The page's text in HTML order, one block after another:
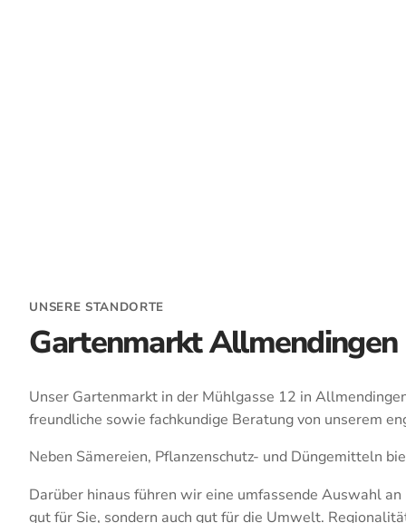
UNSERE STANDORTE
Gartenmarkt Allmendingen
Unser Gartenmarkt in der Mühlgasse 12 in
freundliche sowie fachkundige Beratung von unserem
Neben Sämereien, Pflanzenschutz- und Düngemitteln
Darüber hinaus führen wir eine umfassende Auswahl
gut für Sie, sondern auch gut für die Umwelt.